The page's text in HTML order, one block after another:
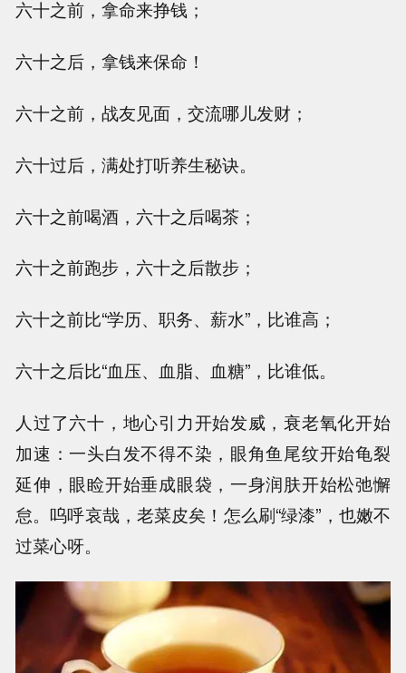
六十之前，拿命来挣钱；
六十之后，拿钱来保命！
六十之前，战友见面，交流哪儿发财；
六十过后，满处打听养生秘诀。
六十之前喝酒，六十之后喝茶；
六十之前跑步，六十之后散步；
六十之前比“学历、职务、薪水”，比谁高；
六十之后比“血压、血脂、血糖”，比谁低。
人过了六十，地心引力开始发威，衰老氧化开始
加速：一头白发不得不染，眼角鱼尾纹开始龟裂
延伸，眼睑开始垂成眼袋，一身润肤开始松弛懈
怠。呜呼哀哉，老菜皮矣！怎么刷“绿漆”，也嫩不
过菜心呀。